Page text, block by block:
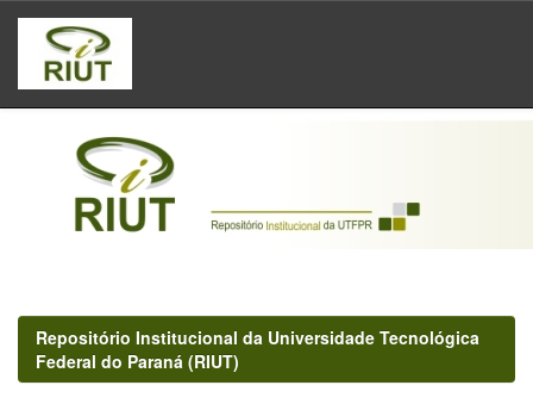
Skip
navigation
Repositório Institucional da Universidade Tecnológica
Federal do Paraná (RIUT)